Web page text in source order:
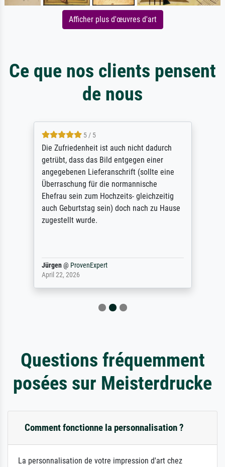
Afficher plus d'œuvres d'art
Ce que nos clients pensent
de nous
5 / 5
Die Zufriedenheit ist auch nicht dadurch
getrübt, dass das Bild entgegen einer
angegebenen Lieferanschrift (sollte eine
Überraschung für die normannische
Ehefrau sein zum Hochzeits- gleichzeitig
auch Geburtstag sein) doch nach zu Hause
zugestellt wurde.
Jürgen@ ProvenExpert
April 22, 2026
Questions fréquemment
posées sur Meisterdrucke
Comment fonctionne la personnalisation ?
La personnalisation de votre impression d'art chez